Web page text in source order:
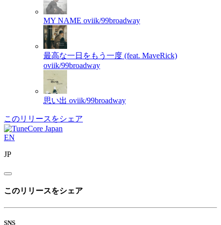
MY NAME oviik/99broadway
最高な一日をもう一度 (feat. MaveRick)
oviik/99broadway
思い出 oviik/99broadway
このリリースをシェア
EN
JP
このリリースをシェア
SNS